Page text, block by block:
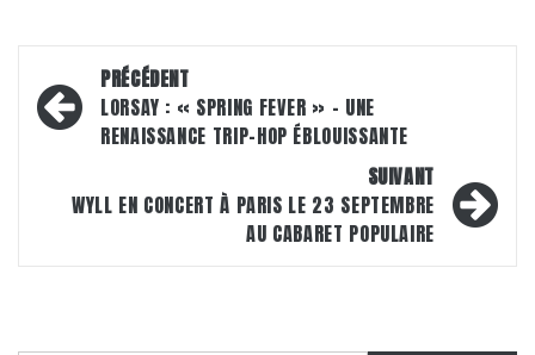
Navigation
d’article
PRÉCÉDENT
LORSAY : « SPRING FEVER » – UNE
RENAISSANCE TRIP-HOP ÉBLOUISSANTE
SUIVANT
WYLL EN CONCERT À PARIS LE 23 SEPTEMBRE
AU CABARET POPULAIRE